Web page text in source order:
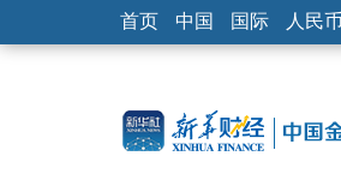
首页 中国 国际 人民币